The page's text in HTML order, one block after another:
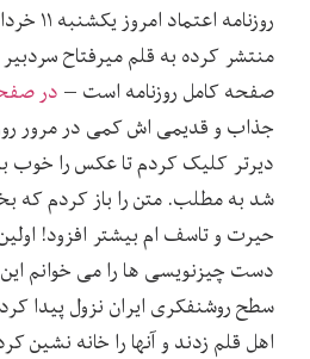
روزنامه
منتشر کرده به قلم میرفتاح سردبیر
صفحه کامل روزنامه است – در
جذاب و قدیمی اش کمی در مرور
دیرتر کلیک کردم تا عکس را خوب
شد به مطلب. متن را باز کردم که
حیرت و تاسف ام بیشتر افزود!
دست چیزنویسی ها را می خوانم
سطح روشنفکری ایران نزول پیدا
اهل قلم زدند و آنها را خانه نشین